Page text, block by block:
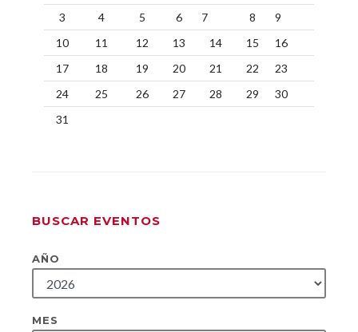
3
4 5 6 7 8
9
10
11 12 13 14 15
16
17
18 19 20 21 22
23
24
25 26 27 28 29
30
31
BUSCAR EVENTOS
AÑO
MES